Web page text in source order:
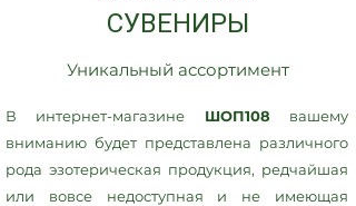
СУВЕНИРЫ
Уникальный ассортимент
В интернет-магазине ШОП108 вашему
вниманию будет представлена различного
рода эзотерическая продукция, редчайшая
или вовсе недоступная и не имеющая